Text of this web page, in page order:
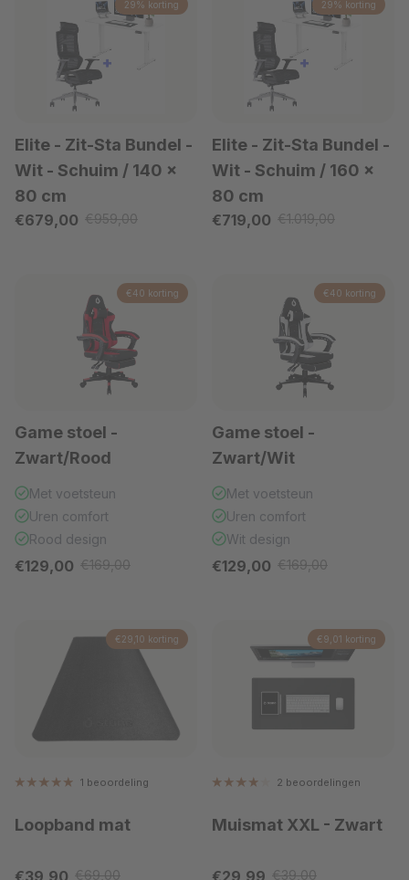
29% korting
Elite - Zit-Sta Bundel -
Wit - Schuim / 140 x
80 cm
Verkoopprijs
€679,00 Reguliere prijs
€959,00
29% korting
Elite - Zit-Sta Bundel -
Wit - Schuim / 160 x
80 cm
Verkoopprijs
€719,00 Reguliere prijs
€1.019,00
€40 korting
Game stoel -
Zwart/Rood
Met voetsteun
Uren comfort
Rood design
Verkoopprijs
€129,00 Reguliere prijs
€169,00
€40 korting
Game stoel -
Zwart/Wit
Met voetsteun
Uren comfort
Wit design
Verkoopprijs
€129,00 Reguliere prijs
€169,00
€29,10 korting
1 beoordeling
Loopband mat
VerkoopprijsReguliere prijs
€69,00
€9,01 korting
2 beoordelingen
Muismat XXL - Zwart
VerkoopprijsReguliere prijs
€39,00